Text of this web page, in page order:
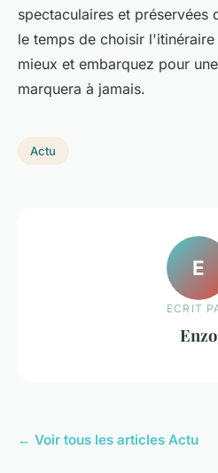
spectaculaires et préservées
le temps de choisir
mieux et embarquez pour
marquera à jamais.
Actu
E
ECRIT
Enzo
← Voir tous les articles Actu